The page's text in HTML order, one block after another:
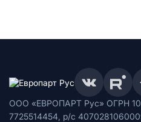
ООО «ЕВРОПАРТ Рус» ОГРН
7725514454, р/с